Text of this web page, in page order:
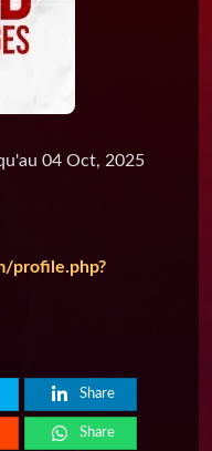
04 Oct, 2025
profile.php?
Share
Share